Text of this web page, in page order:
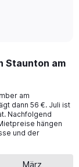
Staunton am
am
dann 56 €. Juli ist
Nachfolgend
hängen
und der
März